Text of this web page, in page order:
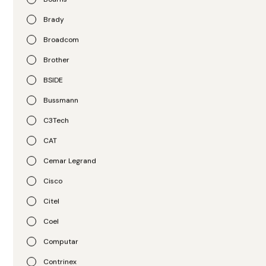
Brady
Broadcom
Brother
BSIDE
Bussmann
C3Tech
CAT
Cemar Legrand
Cisco
Citel
Coel
Computar
Contrinex
APC
SRT1000RMXLA
7.653,00